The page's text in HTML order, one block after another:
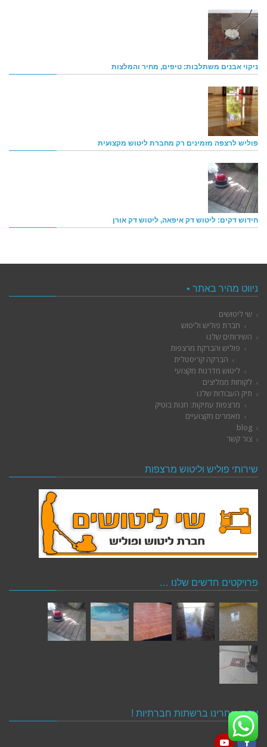
ניקוי אבנים משתלבות: טיפים, מחיר והמלצות
פוליש לרצפה מזמינים רק מחברת ליטוש מקצועית
חידוש דקים: ליטוש דק איפאה, ליטוש דק אורן
ניווט מהיר באתר •
שי ליטושים
חברת פוליש וליטוש
השירותים שלנו
פוליש והברקת מרצפות
הברקה קריסטלית
ליטוש מדרגות מקצועי
לקוחות ממליצים
תיק העבודות שלנו
מרצפות עתיקות: חנות בוטיק
מאמרים מקצועיים
blog
צור קשר
שירותי פוליש וליטוש מרצפות
פרויקטים חדשים שלנו …
עקבו אחרינו ברשתות חברתיות !